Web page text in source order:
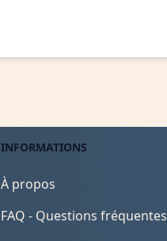
INFORMATIONS
À propos
FAQ - Questions fréquentes